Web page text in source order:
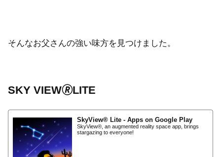
そんなお父さんの強い味方を見つけました。
SKY VIEW🄬LITE
SkyView® Lite - Apps on Google Play
SkyView®, an augmented reality space app, brings
stargazing to everyone!